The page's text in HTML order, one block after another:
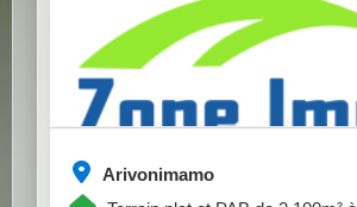
Arivonimamo